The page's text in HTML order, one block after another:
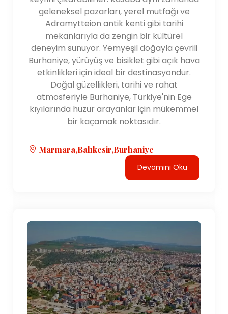
geleneksel pazarları, yerel mutfağı ve
Adramytteion antik kenti gibi tarihi
mekanlarıyla da zengin bir kültürel
deneyim sunuyor. Yemyeşil doğayla çevrili
Burhaniye, yürüyüş ve bisiklet gibi açık hava
etkinlikleri için ideal bir destinasyondur.
Doğal güzellikleri, tarihi ve rahat
atmosferiyle Burhaniye, Türkiye'nin Ege
kıyılarında huzur arayanlar için mükemmel
bir kaçamak noktasıdır.
Marmara,Balıkesir,Burhaniye
Devamını Oku